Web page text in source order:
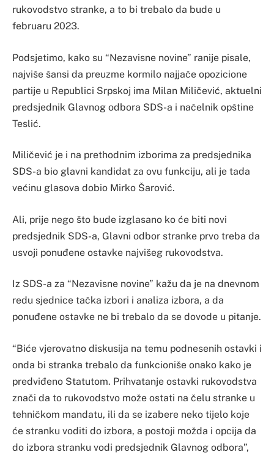
rukovodstvo stranke, a to bi trebalo da bude u
februaru 2023.
Podsjetimo, kako su “Nezavisne novine” ranije pisale,
najviše šansi da preuzme kormilo najjače opozicione
partije u Republici Srpskoj ima Milan Miličević, aktuelni
predsjednik Glavnog odbora SDS-a i načelnik opštine
Teslić.
Miličević je i na prethodnim izborima za predsjednika
SDS-a bio glavni kandidat za ovu funkciju, ali je tada
većinu glasova dobio Mirko Šarović.
Ali, prije nego što bude izglasano ko će biti novi
predsjednik SDS-a, Glavni odbor stranke prvo treba da
usvoji ponuđene ostavke najvišeg rukovodstva.
Iz SDS-a za “Nezavisne novine” kažu da je na dnevnom
redu sjednice tačka izbori i analiza izbora, a da
ponuđene ostavke ne bi trebalo da se dovode u pitanje.
“Biće vjerovatno diskusija na temu podnesenih ostavki i
onda bi stranka trebalo da funkcioniše onako kako je
predviđeno Statutom. Prihvatanje ostavki rukovodstva
znači da to rukovodstvo može ostati na čelu stranke u
tehničkom mandatu, ili da se izabere neko tijelo koje
će stranku voditi do izbora, a postoji možda i opcija da
do izbora stranku vodi predsjednik Glavnog odbora”,